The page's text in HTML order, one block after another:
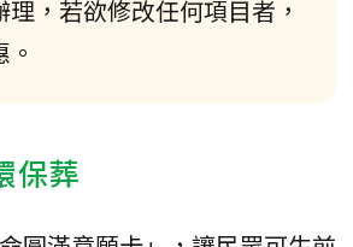
，若欲修改任何項目者，
保葬